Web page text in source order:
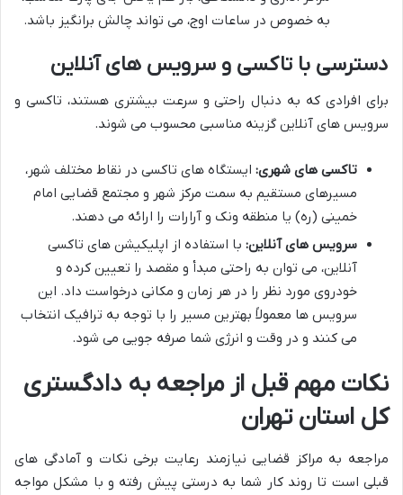
به خصوص در ساعات اوج، می تواند چالش برانگیز باشد.
دسترسی با تاکسی و سرویس های آنلاین
برای افرادی که به دنبال راحتی و سرعت بیشتری هستند، تاکسی و
سرویس های آنلاین گزینه مناسبی محسوب می شوند.
تاکسی های شهری: ایستگاه های تاکسی در نقاط مختلف شهر،
مسیرهای مستقیم به سمت مرکز شهر و مجتمع قضایی امام
خمینی (ره) یا منطقه ونک و آرارات را ارائه می دهند.
سرویس های آنلاین: با استفاده از اپلیکیشن های تاکسی
آنلاین، می توان به راحتی مبدأ و مقصد را تعیین کرده و
خودروی مورد نظر را در هر زمان و مکانی درخواست داد. این
سرویس ها معمولاً بهترین مسیر را با توجه به ترافیک انتخاب
می کنند و در وقت و انرژی شما صرفه جویی می شود.
نکات مهم قبل از مراجعه به دادگستری
کل استان تهران
مراجعه به مراکز قضایی نیازمند رعایت برخی نکات و آمادگی های
قبلی است تا روند کار شما به درستی پیش رفته و با مشکل مواجه